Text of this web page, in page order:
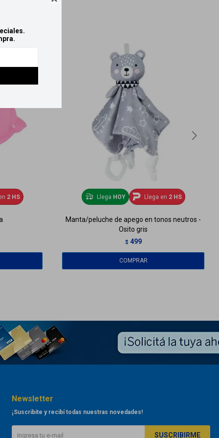
2 HS Llega HOY Llega en 2 HS
Manta/peluche de apego en tonos neutros -
Osito gris
$ 499
Newsletter
¡Suscribite y recibí todas nuestras novedades!
SUSCRIBIRME